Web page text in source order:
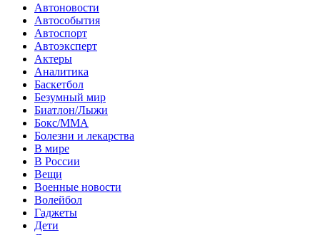
Автоновости
Автособытия
Автоспорт
Автоэксперт
Актеры
Аналитика
Баскетбол
Безумный мир
Биатлон/Лыжи
Бокс/MMA
Болезни и лекарства
В мире
В России
Вещи
Военные новости
Волейбол
Гаджеты
Дети